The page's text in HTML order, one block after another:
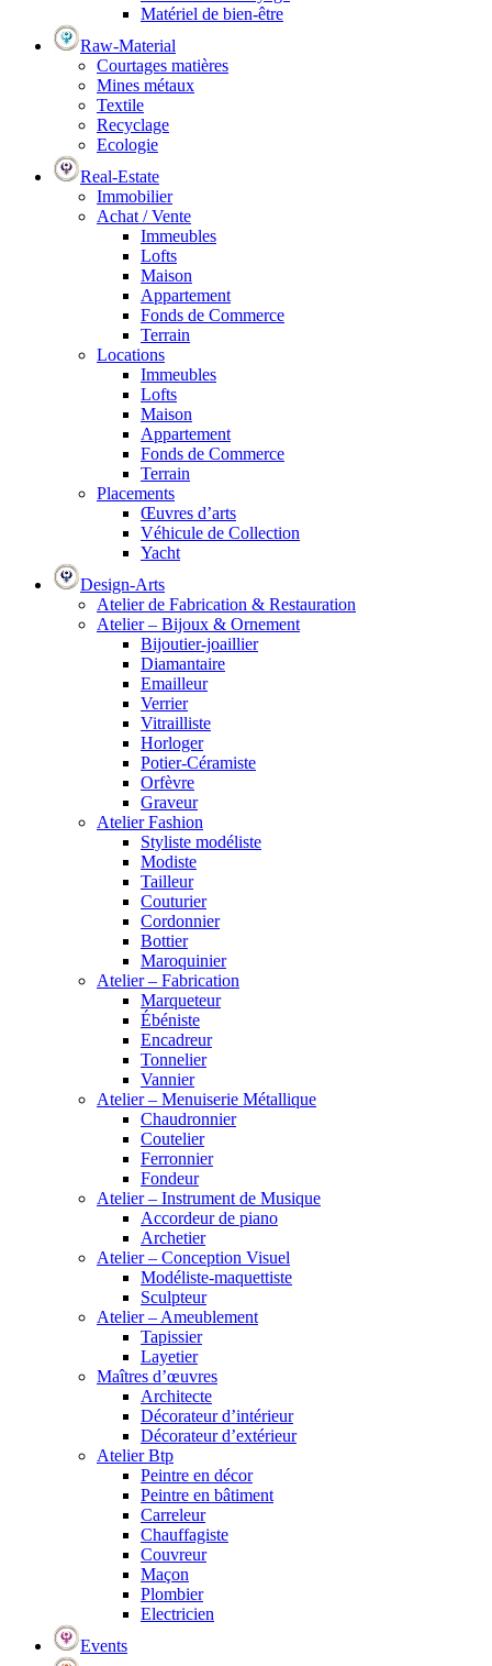
Matériel de bien-être
Raw-Material
Courtages matières
Mines métaux
Textile
Recyclage
Ecologie
Real-Estate
Immobilier
Achat / Vente
Immeubles
Lofts
Maison
Appartement
Fonds de Commerce
Terrain
Locations
Immeubles
Lofts
Maison
Appartement
Fonds de Commerce
Terrain
Placements
Œuvres d’arts
Véhicule de Collection
Yacht
Design-Arts
Atelier de Fabrication & Restauration
Atelier – Bijoux & Ornement
Bijoutier-joaillier
Diamantaire
Emailleur
Verrier
Vitrailliste
Horloger
Potier-Céramiste
Orfèvre
Graveur
Atelier Fashion
Styliste modéliste
Modiste
Tailleur
Couturier
Cordonnier
Bottier
Maroquinier
Atelier – Fabrication
Marqueteur
Ébéniste
Encadreur
Tonnelier
Vannier
Atelier – Menuiserie Métallique
Chaudronnier
Coutelier
Ferronnier
Fondeur
Atelier – Instrument de Musique
Accordeur de piano
Archetier
Atelier – Conception Visuel
Modéliste-maquettiste
Sculpteur
Atelier – Ameublement
Tapissier
Layetier
Maîtres d’œuvres
Architecte
Décorateur d’intérieur
Décorateur d’extérieur
Atelier Btp
Peintre en décor
Peintre en bâtiment
Carreleur
Chauffagiste
Couvreur
Maçon
Plombier
Electricien
Events